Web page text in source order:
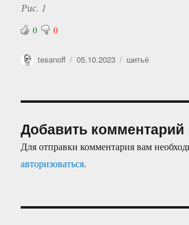
Рис. 1
0 0
Автор
tesanoff Опубликовано
05.10.2023 Рубрики
шитьё
Добавить комментарий
Для отправки комментария вам
авторизоваться.